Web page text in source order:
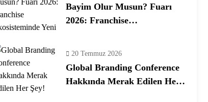
Bayim Olur Musun? Fuarı
2026: Franchise
20 Temmuz 2026
Global Branding Conference
Hakkında Merak Edilen Her